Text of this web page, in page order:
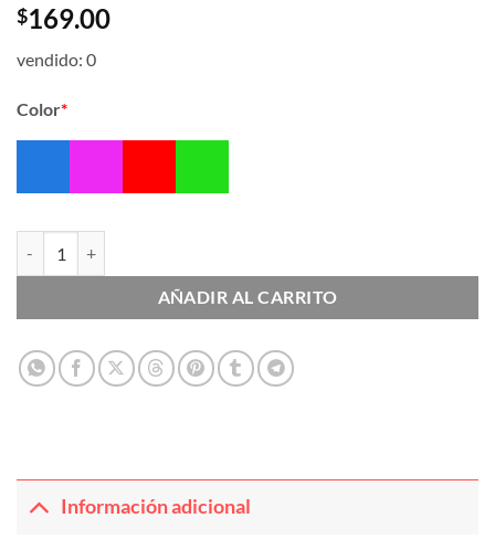
$169.00
vendido: 0
*
Color
AÑADIR AL CARRITO
Información adicional